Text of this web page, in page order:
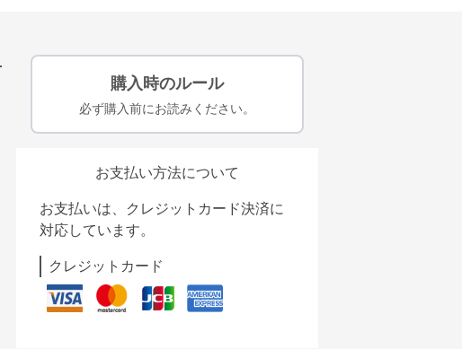
購入時のルール
必ず購入前にお読みください。
お支払い方法について
お支払いは、クレジットカード決済に
対応しています。
クレジットカード